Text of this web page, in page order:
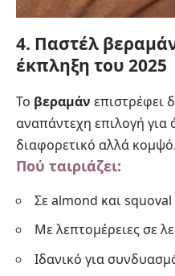
4. Παστέλ
έκπληξη του 2025
Το βεραμάν επιστρέφει
αναπάντεχη επιλογή για
διαφορετικό αλλά κομψό.
Πού ταιριάζει:
Σε almond και
Με λεπτομέρειες σε
Ιδανικό για